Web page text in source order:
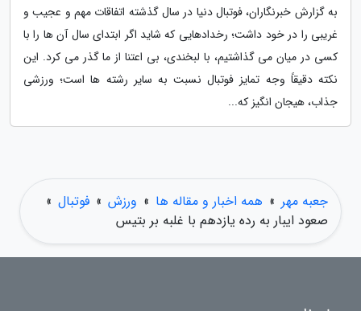
به گزارش خبرنگاران، فوتبال دنیا در سال گذشته اتفاقات مهم و عجیب و
غریبی را در خود داشت؛ رخدادهایی که شاید اگر ابتدای سال آن ها را با
کسی در میان می گذاشتیم، با لبخندی، بی اعتنا از ما گذر می کرد. این
نکته دقیقاً وجه تمایز فوتبال نسبت به سایر رشته ها است؛ ورزشی
جذاب، هیجان انگیز که...
جعبه مهر » همه اخبار و مقاله ها » ورزش » فوتبال »
صعود ایبار به رده یازدهم با غلبه بر بتیس